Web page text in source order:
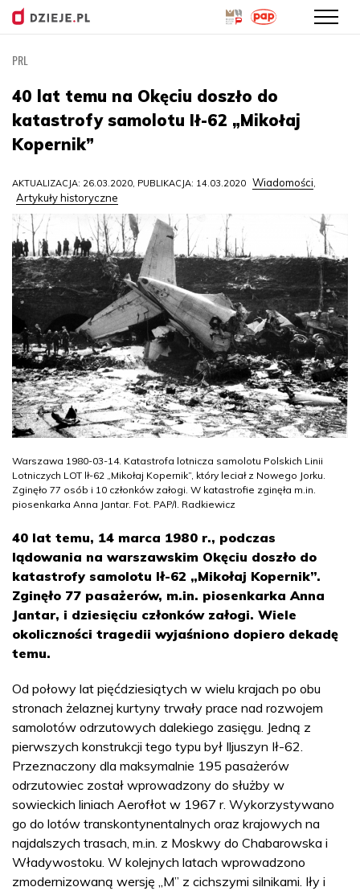
treści
PRL
40 lat temu na Okęciu doszło do
katastrofy samolotu Ił-62 „Mikołaj
Kopernik”
AKTUALIZACJA: 26.03.2020, PUBLIKACJA: 14.03.2020 Wiadomości,
Artykuły historyczne
Warszawa 1980-03-14. Katastrofa lotnicza samolotu Polskich Linii
Lotniczych LOT lł-62 „Mikołaj Kopernik”, który leciał z Nowego Jorku.
Zginęło 77 osób i 10 członków załogi. W katastrofie zginęła m.in.
piosenkarka Anna Jantar. Fot. PAP/I. Radkiewicz
40 lat temu, 14 marca 1980 r., podczas
lądowania na warszawskim Okęciu doszło do
katastrofy samolotu Ił-62 „Mikołaj Kopernik”.
Zginęło 77 pasażerów, m.in. piosenkarka Anna
Jantar, i dziesięciu członków załogi. Wiele
okoliczności tragedii wyjaśniono dopiero dekadę
temu.
Od połowy lat pięćdziesiątych w wielu krajach po obu
stronach żelaznej kurtyny trwały prace nad rozwojem
samolotów odrzutowych dalekiego zasięgu. Jedną z
pierwszych konstrukcji tego typu był Iljuszyn Ił-62.
Przeznaczony dla maksymalnie 195 pasażerów
odrzutowiec został wprowadzony do służby w
sowieckich liniach Aerofłot w 1967 r. Wykorzystywano
go do lotów transkontynentalnych oraz krajowych na
najdalszych trasach, m.in. z Moskwy do Chabarowska i
Władywostoku. W kolejnych latach wprowadzono
zmodernizowaną wersję „M” z cichszymi silnikami. Iły i